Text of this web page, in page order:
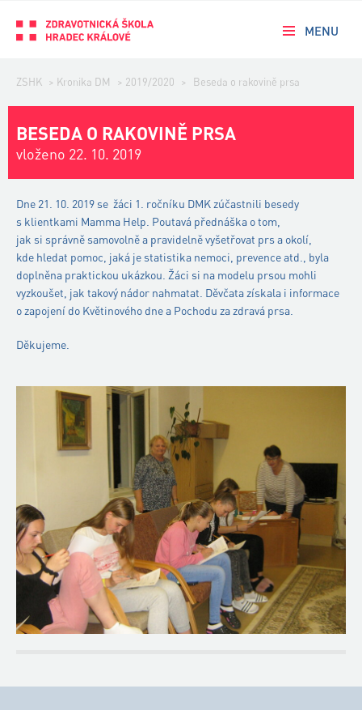
MENU
ZSHK > Kronika DM > 2019/2020 > Beseda o rakovině prsa
BESEDA O RAKOVINĚ PRSA
vloženo 22. 10. 2019
Dne 21. 10. 2019 se žáci 1. ročníku DMK zúčastnili besedy
s klientkami Mamma Help. Poutavá přednáška o tom,
jak si správně samovolně a pravidelně vyšetřovat prs a okolí,
kde hledat pomoc, jaká je statistika nemoci, prevence atd., byla
doplněna praktickou ukázkou. Žáci si na modelu prsou mohli
vyzkoušet, jak takový nádor nahmatat. Děvčata získala i informace
o zapojení do Květinového dne a Pochodu za zdravá prsa.
Děkujeme.